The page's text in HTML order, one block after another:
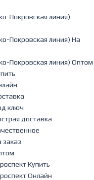
Покровская линия)
Покровская линия) На
Покровская линия) Оптом
ключ
доставка
заказ
Купить
Онлайн